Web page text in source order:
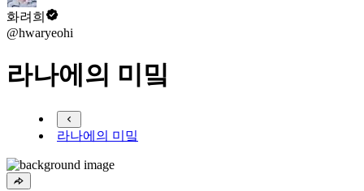
화려희
@hwaryeohi
라나에의 미밐
라나에의 미밐